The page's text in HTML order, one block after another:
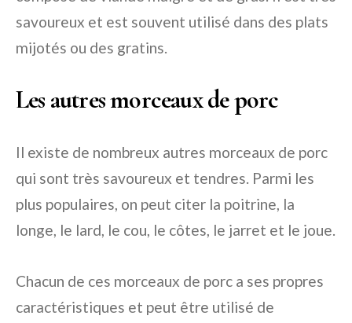
savoureux et est souvent utilisé dans des plats
mijotés ou des gratins.
Les autres morceaux de porc
Il existe de nombreux autres morceaux de porc
qui sont très savoureux et tendres. Parmi les
plus populaires, on peut citer la poitrine, la
longe, le lard, le cou, le côtes, le jarret et le joue.
Chacun de ces morceaux de porc a ses propres
caractéristiques et peut être utilisé de